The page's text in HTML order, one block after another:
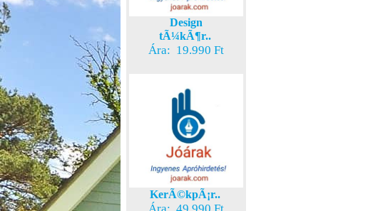
Design
tÃ¼kÃ¶r..
Ára: 19.990 Ft
KerÃ©kpÃ¡r..